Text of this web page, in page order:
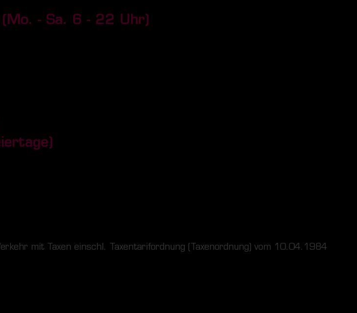
- Sa. 6 - 22 Uhr)
mit Taxen einschl. Taxentarifordnung (Taxenordnung) vom 10.04.1984